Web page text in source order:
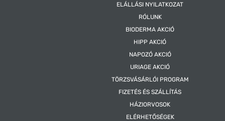
ELÁLLÁSI NYILATKOZAT
RÓLUNK
BIODERMA AKCIÓ
HIPP AKCIÓ
NAPOZÓ AKCIÓ
URIAGE AKCIÓ
TÖRZSVÁSÁRLÓI PROGRAM
FIZETÉS ÉS SZÁLLÍTÁS
HÁZIORVOSOK
ELÉRHETŐSÉGEK